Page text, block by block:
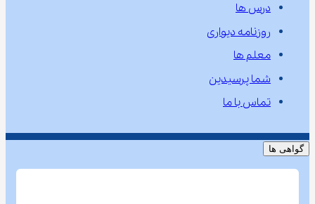
درس ها
روزنامه دیواری
معلم ها
شما پرسیدین
تماس با ما
گواهی ها